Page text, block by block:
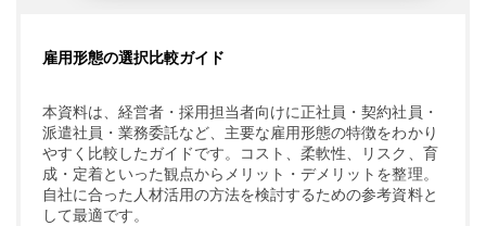
雇用形態の選択比較ガイド
本資料は、経営者・採用担当者向けに正社員・契約社員・
派遣社員・業務委託など、主要な雇用形態の特徴をわかり
やすく比較したガイドです。コスト、柔軟性、リスク、育
成・定着といった観点からメリット・デメリットを整理。
自社に合った人材活用の方法を検討するための参考資料と
して最適です。